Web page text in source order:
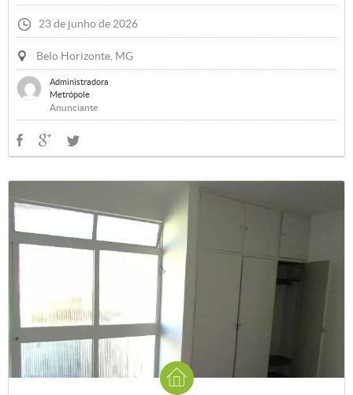
23 de junho de 2026
Belo Horizonte, MG
Administradora
Metrópole
Anunciante